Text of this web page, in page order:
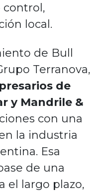
control,
local.
de Bull
Terranova,
de
y Mandrile &
con una
la industria
Esa
de una
el largo plazo,